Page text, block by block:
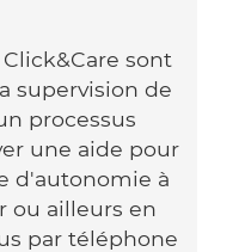
sont
supervision de
processus
une aide pour
d'autonomie à
ou ailleurs en
par téléphone